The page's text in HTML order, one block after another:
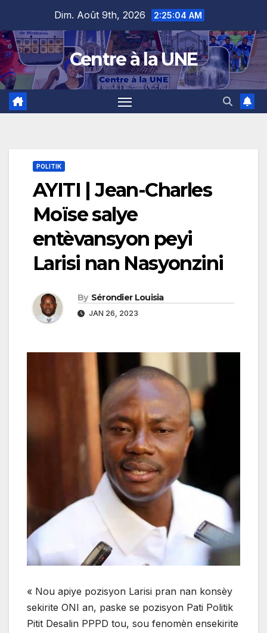
content
Dim. Août 9th, 2026 2:25:05 AM
Centre à la UNE
POLITIK
AYITI | Jean-Charles
Moïse salye
entèvansyon peyi
Larisi nan Nasyonzini
By Sérondier Louisia
JAN 26, 2023
« Nou apiye pozisyon Larisi pran nan konsèy
sekirite ONI an, paske se pozisyon Pati Politik
Pitit Desalin PPPD tou, sou fenomèn ensekirite